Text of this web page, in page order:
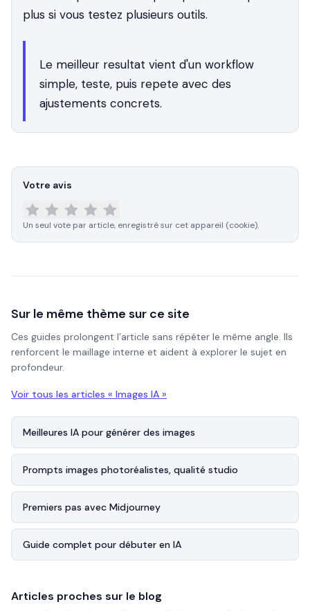
plus si vous testez plusieurs outils.
Le meilleur resultat vient d'un workflow
simple, teste, puis repete avec des
ajustements concrets.
Votre avis
Un seul vote par article, enregistré sur cet appareil (cookie).
Sur le même thème sur ce site
Ces guides prolongent l’article sans répéter le même angle. Ils
renforcent le maillage interne et aident à explorer le sujet en
profondeur.
Voir tous les articles « Images IA »
Meilleures IA pour générer des images
Prompts images photoréalistes, qualité studio
Premiers pas avec Midjourney
Guide complet pour débuter en IA
Articles proches sur le blog